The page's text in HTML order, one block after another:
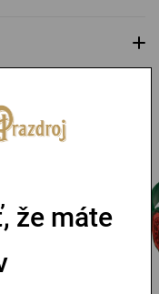
páčiť
že máte